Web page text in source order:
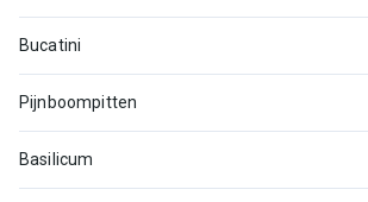
Bucatini
Pijnboompitten
Basilicum